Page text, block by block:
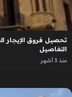
تحصيل فروق الإيجار
التفاصيل
منذ 3 أشهر